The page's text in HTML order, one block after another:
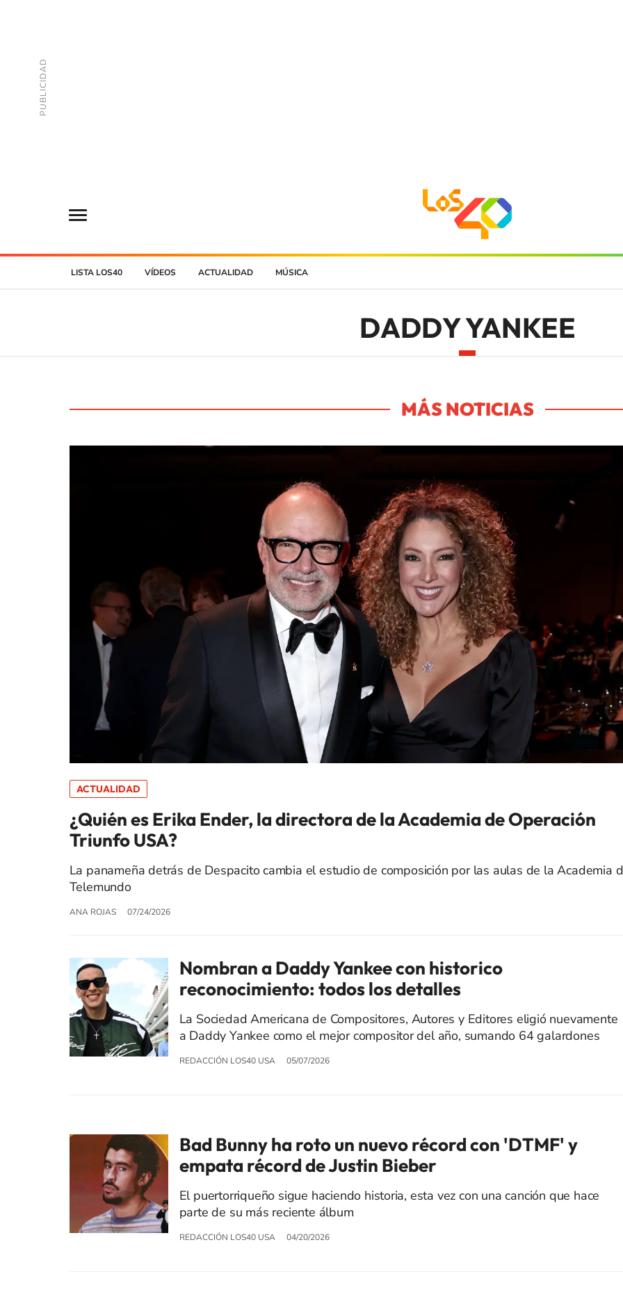
LISTA LOS40 VÍDEOS ACTUALIDAD MÚSICA
DADDY YANKEE
MÁS NOTICIAS
ACTUALIDAD
¿Quién es Erika Ender, la directora de la Academia de Operación
Triunfo USA?
La panameña detrás de Despacito cambia el estudio de composición por las aulas de la Academia
Telemundo
ANA ROJAS 07/24/2026
Nombran a Daddy Yankee con historico
reconocimiento: todos los detalles
La Sociedad Americana de Compositores, Autores y Editores eligió nuevamente
a Daddy Yankee como el mejor compositor del año, sumando 64 galardones
REDACCIÓN LOS40 USA 05/07/2026
Bad Bunny ha roto un nuevo récord con 'DTMF' y
empata récord de Justin Bieber
El puertorriqueño sigue haciendo historia, esta vez con una canción que hace
parte de su más reciente álbum
REDACCIÓN LOS40 USA 04/20/2026